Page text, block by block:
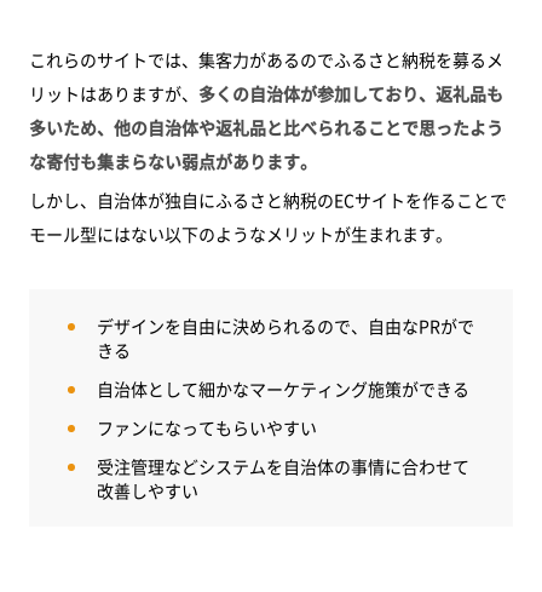
これらのサイトでは、集客力があるのでふるさと納税を募るメ
リットはありますが、 多くの自治体が参加しており、返礼品も
多いため、他の自治体や返礼品と比べられることで思ったよう
な寄付も集まらない弱点があります。
しかし、自治体が独自にふるさと納税のECサイトを作ることで
モール型にはない以下のようなメリットが生まれます。
デザインを自由に決められるので、自由なPRがで
きる
自治体として細かなマーケティング施策ができる
ファンになってもらいやすい
受注管理などシステムを自治体の事情に合わせて
改善しやすい